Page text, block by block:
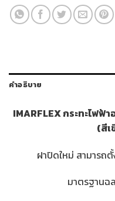
คำอธิบาย
IMARFLEX กระทะไฟฟ้
(สีเ
ฝาปิดใหม่ สามารถ
มาตรฐานฉ